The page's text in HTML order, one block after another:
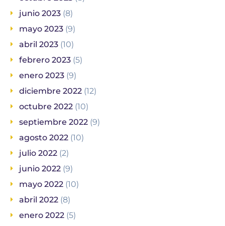
junio 2023 (8)
mayo 2023 (9)
abril 2023 (10)
febrero 2023 (5)
enero 2023 (9)
diciembre 2022 (12)
octubre 2022 (10)
septiembre 2022 (9)
agosto 2022 (10)
julio 2022 (2)
junio 2022 (9)
mayo 2022 (10)
abril 2022 (8)
enero 2022 (5)